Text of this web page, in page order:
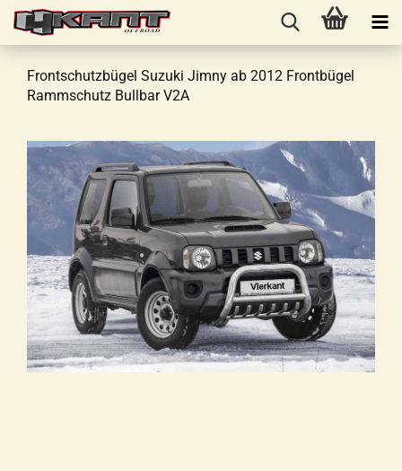
Frontschutzbügel Suzuki Jimny ab 2012 Frontbügel
Rammschutz Bullbar V2A